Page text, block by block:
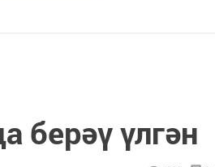
үлгән